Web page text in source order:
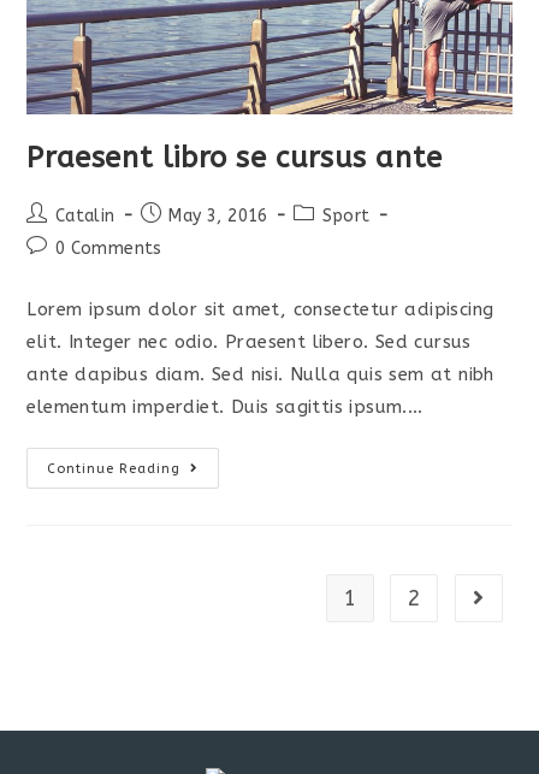
Praesent libro se cursus ante
Post
author:
Catalin
Post
published:
May 3, 2016
PostSport
Post0 Comments
Lorem ipsum dolor sit amet, consectetur adipiscing
elit. Integer nec odio. Praesent libero. Sed cursus
ante dapibus diam. Sed nisi. Nulla quis sem at nibh
elementum imperdiet. Duis sagittis ipsum.…
Continue Reading
Praesent
Libro
1 2 Go to